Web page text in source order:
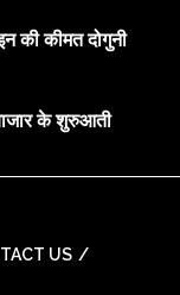
की कीमत दोगुनी
के शुरुआती
US